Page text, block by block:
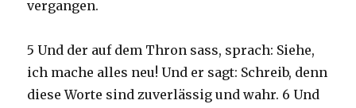
vergangen.
5 Und der auf dem Thron sass, sprach: Siehe,
ich mache alles neu! Und er sagt: Schreib, denn
diese Worte sind zuverlässig und wahr. 6 Und